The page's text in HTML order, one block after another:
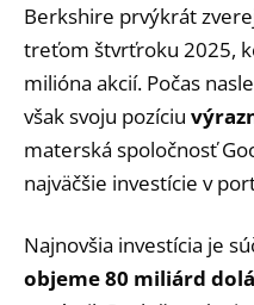
Berkshire prvýkrát
treťom štvrťroku 2025,
milióna akcií. Počas
však svoju pozíciu
materská spoločnosť
najväčšie investície v
Najnovšia investícia je
objeme 80 miliárd